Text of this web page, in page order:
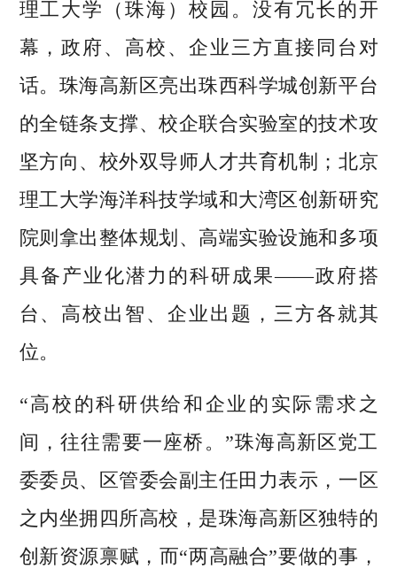
理工大学（珠海）校园。没有冗长的开
幕，政府、高校、企业三方直接同台对
话。珠海高新区亮出珠西科学城创新平台
的全链条支撑、校企联合实验室的技术攻
坚方向、校外双导师人才共育机制；北京
理工大学海洋科技学域和大湾区创新研究
院则拿出整体规划、高端实验设施和多项
具备产业化潜力的科研成果——政府搭
台、高校出智、企业出题，三方各就其
位。
“高校的科研供给和企业的实际需求之
间，往往需要一座桥。”珠海高新区党工
委委员、区管委会副主任田力表示，一区
之内坐拥四所高校，是珠海高新区独特的
创新资源禀赋，而“两高融合”要做的事，